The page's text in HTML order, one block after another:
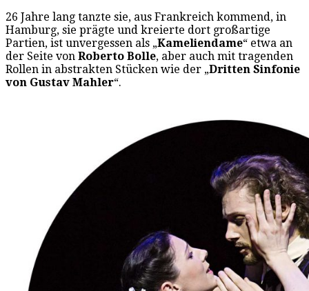
26 Jahre lang tanzte sie, aus Frankreich kommend, in
Hamburg, sie prägte und kreierte dort großartige
Partien, ist unvergessen als „Kameliendame“ etwa an
der Seite von Roberto Bolle, aber auch mit tragenden
Rollen in abstrakten Stücken wie der „Dritten Sinfonie
von Gustav Mahler“.